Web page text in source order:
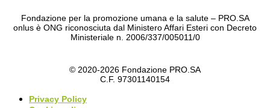
Fondazione per la promozione umana e la salute – PRO.SA
onlus è ONG riconosciuta dal Ministero Affari Esteri con Decreto
Ministeriale n. 2006/337/005011/0
© 2020-2026 Fondazione PRO.SA
C.F. 97301140154
Privacy Policy